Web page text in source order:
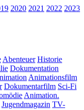
2020 2021 2022 2023
Abenteuer Historie
Dokumentation
Animationsfilm
Dokumentarfilm Sci-Fi
Animation.
Jugendmagazin TV-